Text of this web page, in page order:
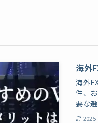
海外
海外
件、
要な